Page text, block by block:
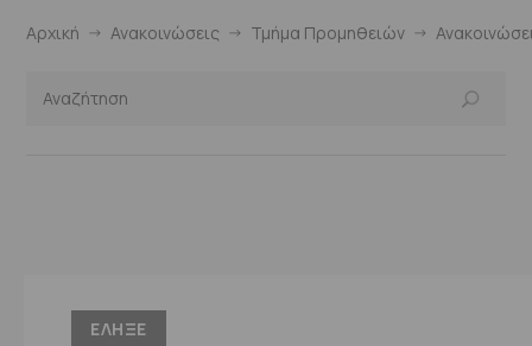
Αρχική Ανακοινώσεις Τμήμα Προμηθειών
ΕΛΗΞΕ